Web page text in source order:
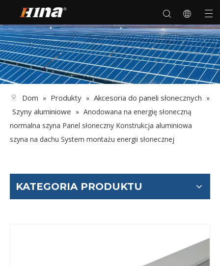
Dom » Produkty » Akcesoria do paneli słonecznych »
Szyny aluminiowe » Anodowana na energię słoneczną
normalna szyna Panel słoneczny Konstrukcja aluminiowa
szyna na dachu System montażu energii słonecznej
KATEGORIA PRODUKTU